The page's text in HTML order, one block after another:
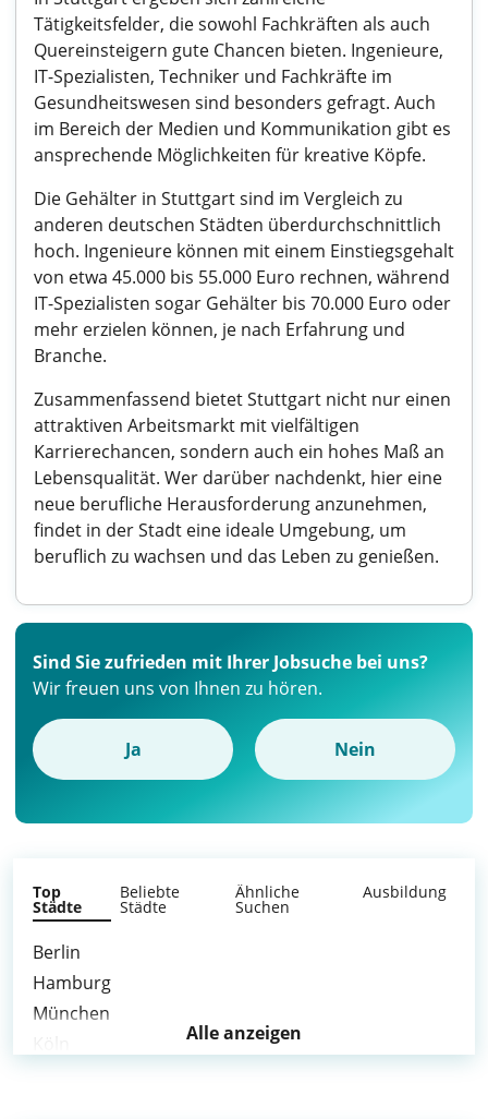
Tätigkeitsfelder, die sowohl Fachkräften als auch
Quereinsteigern gute Chancen bieten. Ingenieure,
IT-Spezialisten, Techniker und Fachkräfte im
Gesundheitswesen sind besonders gefragt. Auch
im Bereich der Medien und Kommunikation gibt es
ansprechende Möglichkeiten für kreative Köpfe.
Die Gehälter in Stuttgart sind im Vergleich zu
anderen deutschen Städten überdurchschnittlich
hoch. Ingenieure können mit einem Einstiegsgehalt
von etwa 45.000 bis 55.000 Euro rechnen, während
IT-Spezialisten sogar Gehälter bis 70.000 Euro oder
mehr erzielen können, je nach Erfahrung und
Branche.
Zusammenfassend bietet Stuttgart nicht nur einen
attraktiven Arbeitsmarkt mit vielfältigen
Karrierechancen, sondern auch ein hohes Maß an
Lebensqualität. Wer darüber nachdenkt, hier eine
neue berufliche Herausforderung anzunehmen,
findet in der Stadt eine ideale Umgebung, um
beruflich zu wachsen und das Leben zu genießen.
Sind Sie zufrieden mit Ihrer Jobsuche bei uns?
Wir freuen uns von Ihnen zu hören.
Ja Nein
Top
Städte
Beliebte
Städte
Ähnliche
Suchen
Ausbildung
Berlin
Hamburg
München
Alle anzeigen